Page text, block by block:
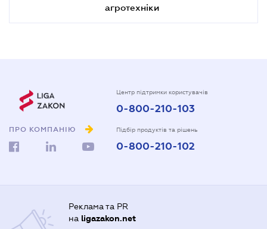
агротехніки
ПРО КОМПАНІЮ
Центр підтримки користувачів
0-800-210-103
Підбір продуктів та рішень
0-800-210-102
Реклама та PR
на ligazakon.net